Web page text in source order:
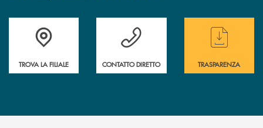
Accedi all' elenco completo delle filiali
TROVA LA FILIALE
Hai bisogno di assistenza immediata ?
CONTATTO DIRETTO
Hai bisogno di
TRASPARENZA